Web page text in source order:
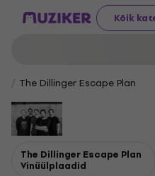
Kõik
The Dillinger Escape Plan
The Dillinger Escape Plan
Vinüülplaadid